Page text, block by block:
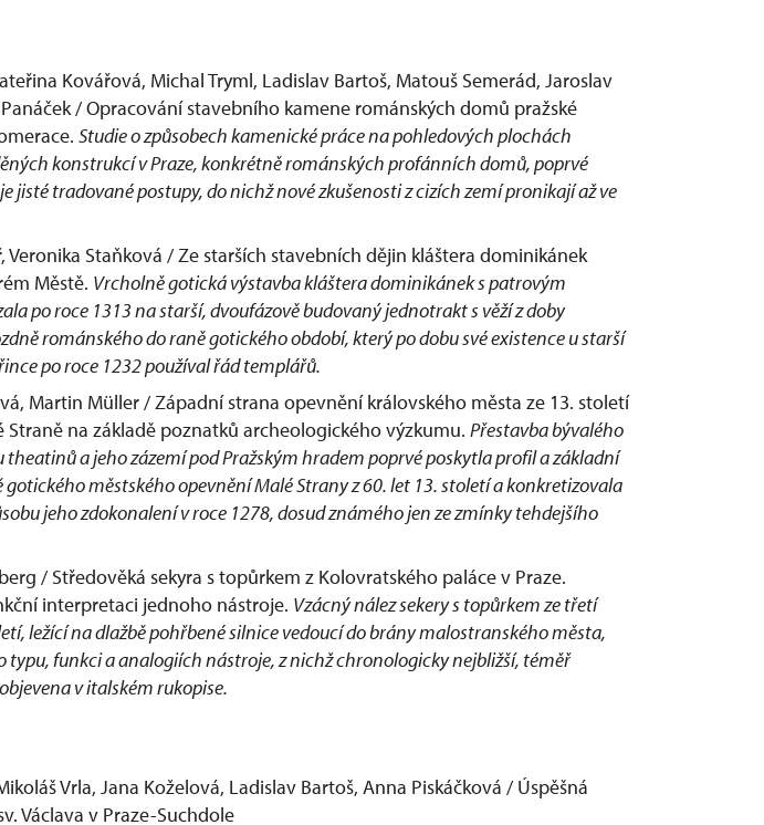
Kovářová, Michal Tryml, Ladislav Bartoš, Matouš Semerád, Jaroslav
/ Opracování stavebního kamene románských domů pražské
Studie o způsobech kamenické práce na pohledových plochách
konstrukcí v Praze, konkrétně románských profánních domů, poprvé
jisté tradované postupy, do nichž nové zkušenosti z cizích zemí pronikají až ve
Veronika Staňková / Ze starších stavebních dějin kláštera dominikánek
Městě. Vrcholně gotická výstavba kláštera dominikánek s patrovým
po roce 1313 na starší, dvoufázově budovaný jednotrakt s věží z doby
románského do raně gotického období, který po dobu své existence u starší
po roce 1232 používal řád templářů.
Martin Müller / Západní strana opevnění královského města ze 13. století
Straně na základě poznatků archeologického výzkumu. Přestavba bývalého
a jeho zázemí pod Pražským hradem poprvé poskytla profil a základní
městského opevnění Malé Strany z 60. let 13. století a konkretizovala
jeho zdokonalení v roce 1278, dosud známého jen ze zmínky tehdejšího
/ Středověká sekyra s topůrkem z Kolovratského paláce v Praze.
interpretaci jednoho nástroje. Vzácný nález sekery s topůrkem ze třetí
ležící na dlažbě pohřbené silnice vedoucí do brány malostranského města,
typu, funkci a analogiích nástroje, z nichž chronologicky nejbližší, téměř
v italském rukopise.
Vrla, Jana Koželová, Ladislav Bartoš, Anna Piskáčková / Úspěšná
Václava v Praze-Suchdole